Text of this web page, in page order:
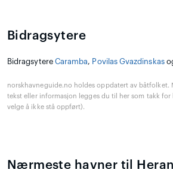
Bidragsytere
Bidragsytere Caramba, Povilas Gvazdinskas
norskhavneguide.no holdes oppdatert av båtfolket.
tekst eller informasjon legges du til her som takk
velge å ikke stå oppført).
Nærmeste havner til